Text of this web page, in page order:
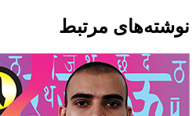
نوشته‌های مرتبط